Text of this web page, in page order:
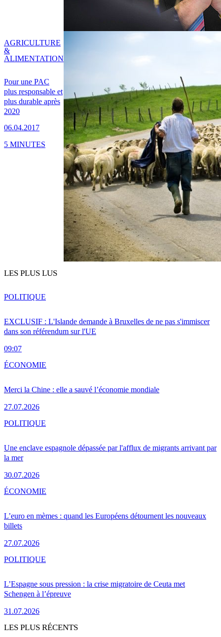
Pour une PAC
plus responsable et
plus durable après
2020
06.04.2017
AGRICULTURE
&
ALIMENTATION
5 MINUTES
LES PLUS LUS
EXCLUSIF : L'Islande demande à Bruxelles de ne pas s'immiscer
dans son référendum sur l'UE
09:07
POLITIQUE
Merci la Chine : elle a sauvé l’économie mondiale
27.07.2026
ÉCONOMIE
Une enclave espagnole dépassée par l'afflux de migrants arrivant par
la mer
30.07.2026
POLITIQUE
L’euro en mèmes : quand les Européens détournent les nouveaux
billets
27.07.2026
ÉCONOMIE
L’Espagne sous pression : la crise migratoire de Ceuta met
Schengen à l’épreuve
31.07.2026
POLITIQUE
LES PLUS RÉCENTS